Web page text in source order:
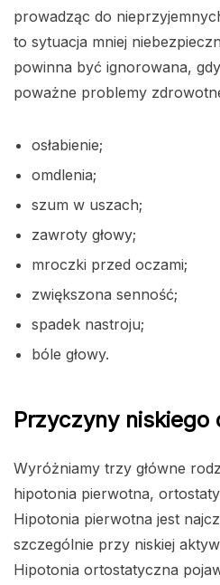
prowadząc do
to sytuacja mniej
powinna być ignorowana,
poważne problemy
osłabienie;
omdlenia;
szum w uszach;
zawroty głowy;
mroczki przed oczami;
zwiększona senność;
spadek nastroju;
bóle głowy.
Przyczyny niskiego
Wyróżniamy trzy główne
hipotonia pierwotna,
Hipotonia pierwotna jest
szczególnie przy niskiej
Hipotonia ortostatyczna